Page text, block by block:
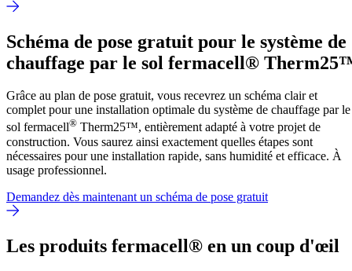
Schéma de pose gratuit pour le système de
chauffage par le sol fermacell®
Grâce au plan de pose gratuit, vous recevrez un schéma clair et
complet pour une installation optimale du système de chauffage par le
sol fermacell® Therm25™, entièrement adapté à votre projet de
construction. Vous saurez ainsi exactement quelles étapes sont
nécessaires pour une installation rapide, sans humidité et efficace. À
usage professionnel.
Demandez dès maintenant un schéma de pose gratuit
Les produits fermacell® en un coup d'œil